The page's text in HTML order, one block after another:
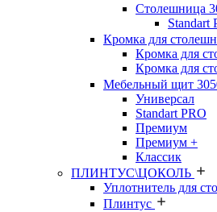
Столешница
Standart
Кромка для
Кромка для
Кромка для
Мебельный щит
Универсал
Standart PRO
Премиум
Премиум +
Классик
ПЛИНТУС\ЦОКОЛЬ
Уплотнитель для
Плинтус